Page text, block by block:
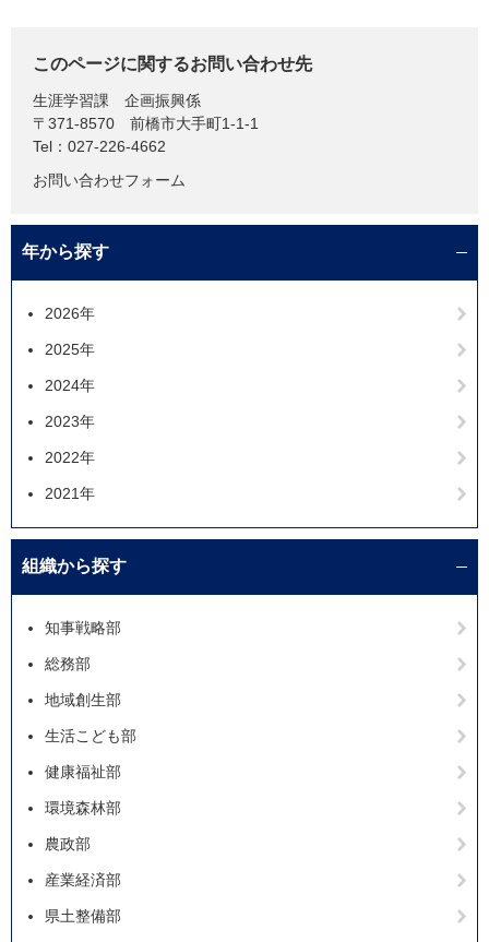
このページに関するお問い合わせ先
生涯学習課
企画振興係
〒371-8570
前橋市大手町1-1-1
Tel：027-226-4662
お問い合わせフォーム
年から探す
2026年
2025年
2024年
2023年
2022年
2021年
組織から探す
知事戦略部
総務部
地域創生部
生活こども部
健康福祉部
環境森林部
農政部
産業経済部
県土整備部